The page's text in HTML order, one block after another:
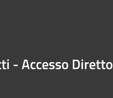
- Accesso Diretto